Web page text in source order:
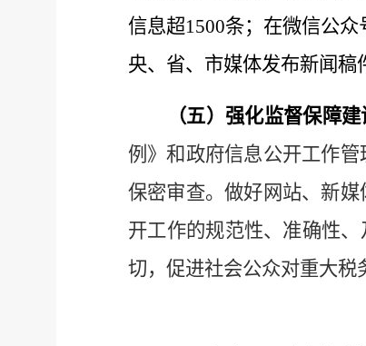
信息超1500条；在微信公众
央、省、市媒体发布新闻稿
（五） 强化监督保障建
例》和政府信息公开工作
保密审查。做好网站、新
开工作的规范性、准确性、
切，促进社会公众对重大税